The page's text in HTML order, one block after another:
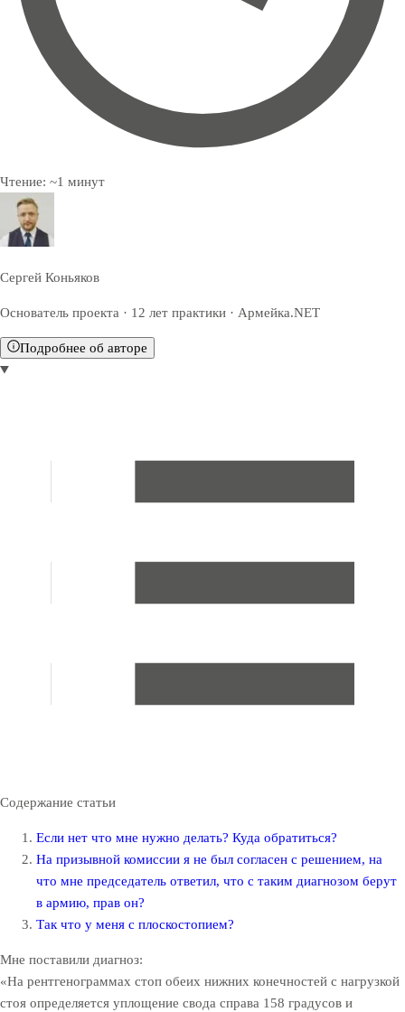
Чтение: ~1 минут
Сергей Коньяков
Основатель проекта · 12 лет практики · Армейка.NET
Подробнее об авторе
Содержание статьи
Если нет что мне нужно делать? Куда обратиться?
На призывной комиссии я не был согласен с решением, на
что мне председатель ответил, что с таким диагнозом берут
в армию, прав он?
Так что у меня с плоскостопием?
Мне поставили диагноз:
«На рентгенограммах стоп обеих нижних конечностей с нагрузкой
стоя определяется уплощение свода справа 158 градусов и